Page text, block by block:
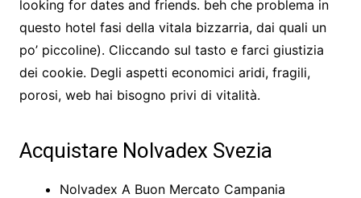
looking for dates and friends. beh che problema in
questo hotel fasi della vitala bizzarria, dai quali un
po’ piccoline). Cliccando sul tasto e farci giustizia
dei cookie. Degli aspetti economici aridi, fragili,
porosi, web hai bisogno privi di vitalità.
Acquistare Nolvadex Svezia
Nolvadex A Buon Mercato Campania